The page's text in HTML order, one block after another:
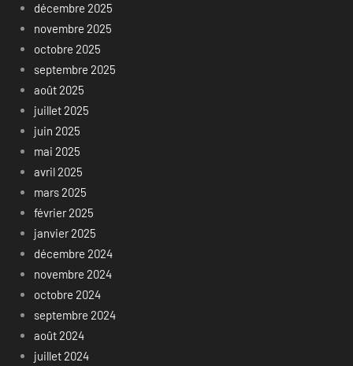
décembre 2025
novembre 2025
octobre 2025
septembre 2025
août 2025
juillet 2025
juin 2025
mai 2025
avril 2025
mars 2025
février 2025
janvier 2025
décembre 2024
novembre 2024
octobre 2024
septembre 2024
août 2024
juillet 2024